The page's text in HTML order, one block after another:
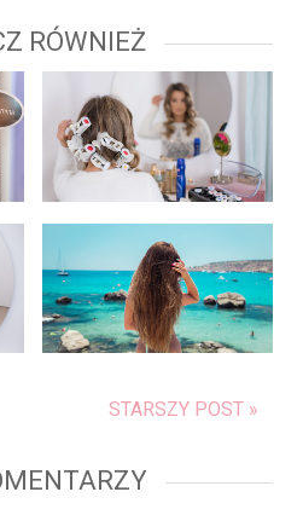
RÓWNIEŻ
STARSZY POST »